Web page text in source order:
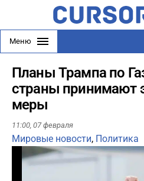
Меню
Планы Трампа по
страны принимают
меры
11:00, 07 февраля
Мировые новости, Политика